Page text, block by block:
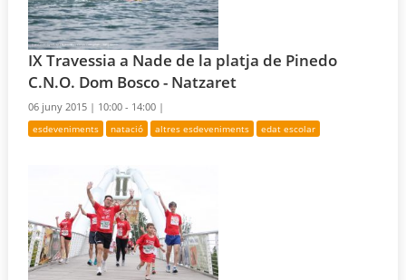
IX Travessia a Nade de la platja de Pinedo
C.N.O. Dom Bosco - Natzaret
06 juny 2015 | 10:00 - 14:00 |
esdeveniments natació altres esdeveniments edat escolar